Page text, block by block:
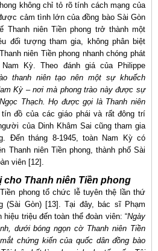
không chỉ tỏ rõ tính cách mạng của
cảm tình lớn của đồng bào Sài Gòn
niên Tiền phong trở thành một
đối tượng tham gia, không phân biệt
Thanh niên Tiền phong nhanh chóng phát
Kỳ. Theo đánh giá của Philippe
thanh niên tạo nên một sự khuếch
Kỳ – nơi mà phong trào này được sự
Thạch. Họ được gọi là Thanh niên
tín đồ của các giáo phái và rất đông trí
của Dinh Khâm Sai cũng tham gia
Đến tháng 8-1945, toàn Nam Kỳ có
Thanh niên Tiền phong, thành phố Sài
viên [12].
Thanh niên Tiền phong
Tiền phong tổ chức lễ tuyên thệ lần thứ
(Sài Gòn) [13]. Tại đây, bác sĩ Phạm
hiệu triệu đến toàn thể đoàn viên: “Ngày
dưới bóng ngọn cờ Thanh niên Tiền
chứng kiến của quốc dân đồng bào